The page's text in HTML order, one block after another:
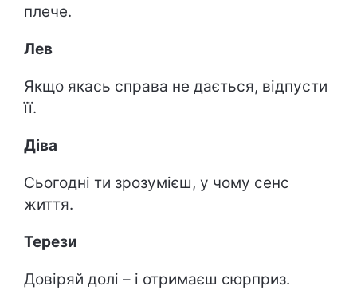
плече.
Лев
Якщо якась справа не дається, відпусти
її.
Діва
Сьогодні ти зрозумієш, у чому сенс
життя.
Терези
Довіряй долі – і отримаєш сюрприз.